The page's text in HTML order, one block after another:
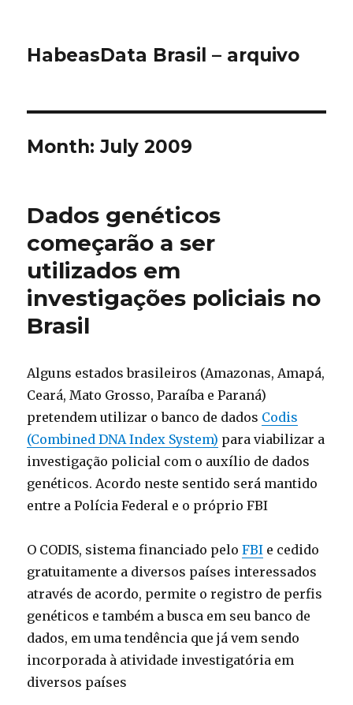
HabeasData Brasil – arquivo
Month:July 2009
Dados genéticos
começarão a ser
utilizados em
investigações policiais no
Brasil
Alguns estados brasileiros (Amazonas, Amapá,
Ceará, Mato Grosso, Paraíba e Paraná)
pretendem utilizar o banco de dados Codis
(Combined DNA Index System) para viabilizar a
investigação policial com o auxílio de dados
genéticos. Acordo neste sentido será mantido
entre a Polícia Federal e o próprio FBI
O CODIS, sistema financiado peloFBI e cedido
gratuitamente a diversos países interessados
através de acordo, permite o registro de perfis
genéticos e também a busca em seu banco de
dados, em uma tendência que já vem sendo
incorporada à atividade investigatória em
diversos países